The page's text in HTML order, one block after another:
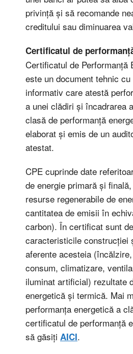
privință și să recomande
creditului sau diminuarea
Certificatul de
Certificatul de Performanță
este un document tehnic
informativ care atestă
a unei clădiri și încadrarea
clasă de performanță
elaborat și emis de un
atestat.
CPE cuprinde date
de energie primară și
resurse regenerabile de
cantitatea de emisii în
carbon). În certificat sunt
caracteristicile construcției
aferente acesteia
consum, climatizare,
iluminat artificial) rezultate
energetică și termică. Mai
performanța energetică a
certificatul de performanță
să găsiți AICI.